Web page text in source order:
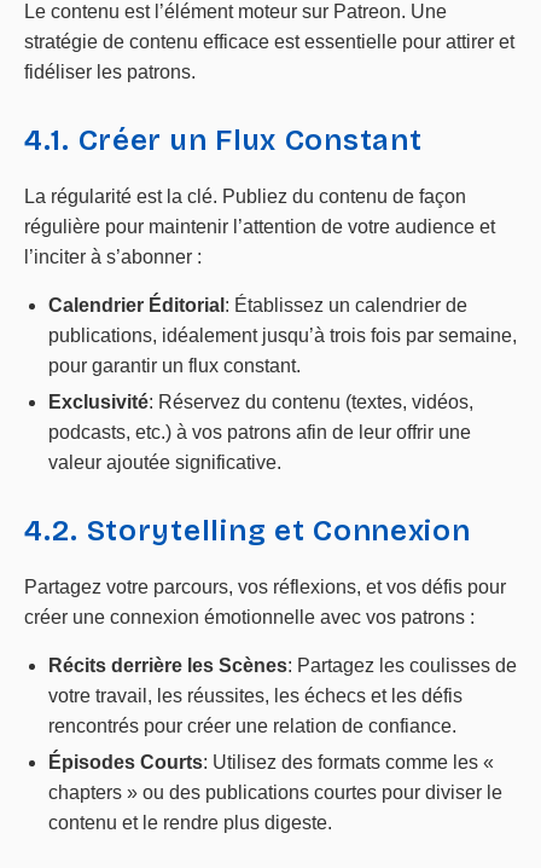
Le contenu est l’élément moteur sur Patreon. Une
stratégie de contenu efficace est essentielle pour attirer et
fidéliser les patrons.
4.1. Créer un Flux Constant
La régularité est la clé. Publiez du contenu de façon
régulière pour maintenir l’attention de votre audience et
l’inciter à s’abonner :
Calendrier Éditorial : Établissez un calendrier de
publications, idéalement jusqu’à trois fois par semaine,
pour garantir un flux constant.
Exclusivité: Réservez du contenu (textes, vidéos,
podcasts, etc.) à vos patrons afin de leur offrir une
valeur ajoutée significative.
4.2. Storytelling et Connexion
Partagez votre parcours, vos réflexions, et vos défis pour
créer une connexion émotionnelle avec vos patrons :
Récits derrière les Scènes: Partagez les coulisses de
votre travail, les réussites, les échecs et les défis
rencontrés pour créer une relation de confiance.
Épisodes Courts: Utilisez des formats comme les «
chapters » ou des publications courtes pour diviser le
contenu et le rendre plus digeste.